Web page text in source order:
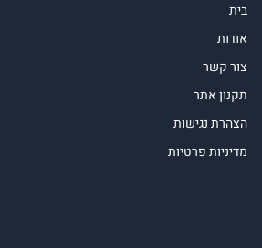
בית
אודות
צור קשר
תקנון אתר
הצהרת נגישות
מדיניות פרטיות